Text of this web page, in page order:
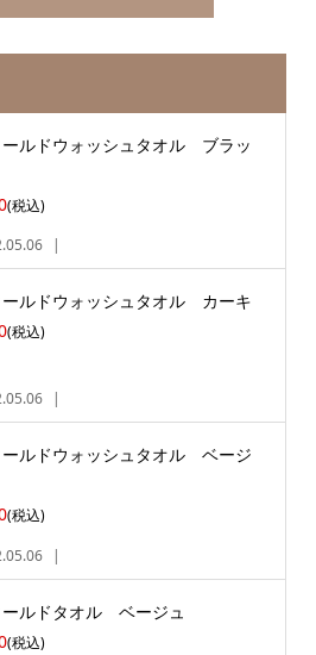
ールドウォッシュタオル ブラッ
(税込)
ールドウォッシュタオル カーキ
(税込)
ールドウォッシュタオル ベージ
(税込)
ールドタオル ベージュ
(税込)